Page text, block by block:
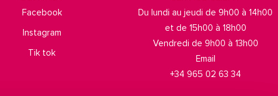
Facebook
Instagram
Tik tok
Du lundi au jeudi de 9h00 à 14h00
et de 15h00 à 18h00
Vendredi de 9h00 à 13h00
Email
+34 965 02 63 34